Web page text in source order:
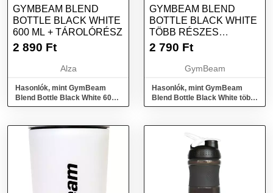
GYMBEAM BLEND
BOTTLE BLACK WHITE
600 ML + TÁROLÓRÉSZ
2 890 Ft
Alza
Hasonlók, mint GymBeam
Blend Bottle Black White 600
ml + tárolórész
GYMBEAM BLEND
BOTTLE BLACK WHITE
TÖBB RÉSZES
SHAKER 600 ML
2 790 Ft
GymBeam
Hasonlók, mint GymBeam
Blend Bottle Black White több
részes shaker 600 ml